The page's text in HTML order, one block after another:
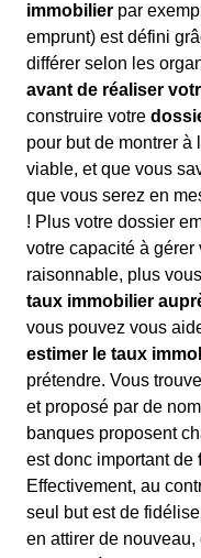
immobilier par
emprunt) est défini
différer selon les
avant de réaliser
construire votre
pour but de montrer
viable, et que vous
que vous serez en
! Plus votre dossier
votre capacité à
raisonnable, plus
taux immobilier
vous pouvez vous
estimer le taux
prétendre. Vous
et proposé par de
banques proposent
est donc important de
Effectivement, au
seul but est de
en attirer de